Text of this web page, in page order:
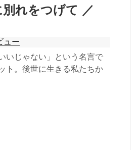
れをつげて ／
ュー
いじゃない」という名言で
ト。後世に生きる私たちか